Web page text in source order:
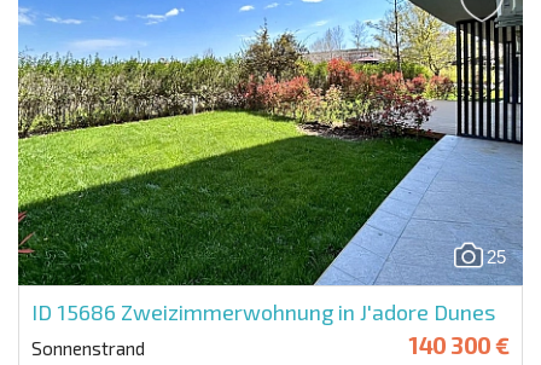
25
ID 15686 Zweizimmerwohnung in J'adore Dunes
Sonnenstrand 140 300 €